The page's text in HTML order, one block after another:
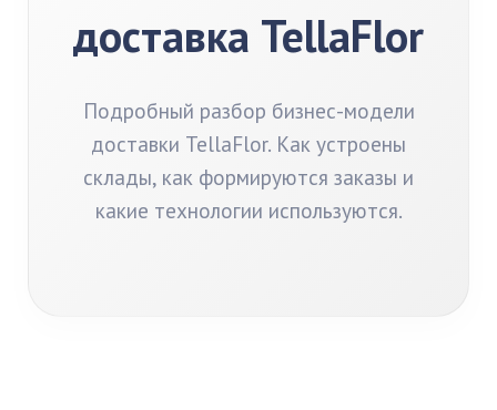
доставка TellaFlor
Подробный разбор бизнес-модели
доставки TellaFlor. Как устроены
склады, как формируются заказы и
какие технологии используются.